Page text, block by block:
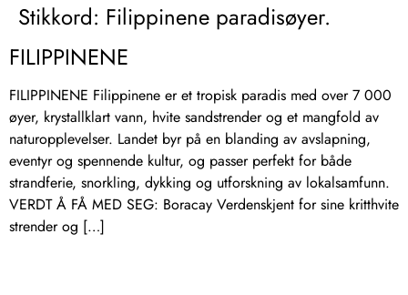
Stikkord: Filippinene paradisøyer.
FILIPPINENE
FILIPPINENE Filippinene er et tropisk paradis med over 7 000
øyer, krystallklart vann, hvite sandstrender og et mangfold av
naturopplevelser. Landet byr på en blanding av avslapning,
eventyr og spennende kultur, og passer perfekt for både
strandferie, snorkling, dykking og utforskning av lokalsamfunn.
VERDT Å FÅ MED SEG: Boracay Verdenskjent for sine kritthvite
strender og […]